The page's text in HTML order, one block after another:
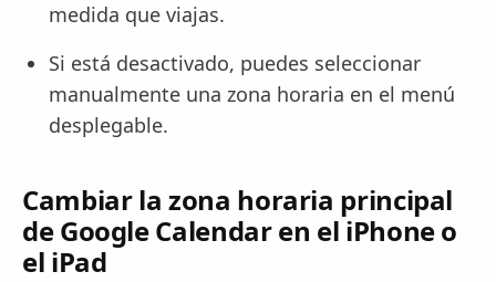
medida que viajas.
Si está desactivado, puedes seleccionar
manualmente una zona horaria en el menú
desplegable.
Cambiar la zona horaria principal
de Google Calendar en el iPhone o
el iPad